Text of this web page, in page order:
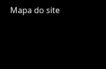
Mapa do site